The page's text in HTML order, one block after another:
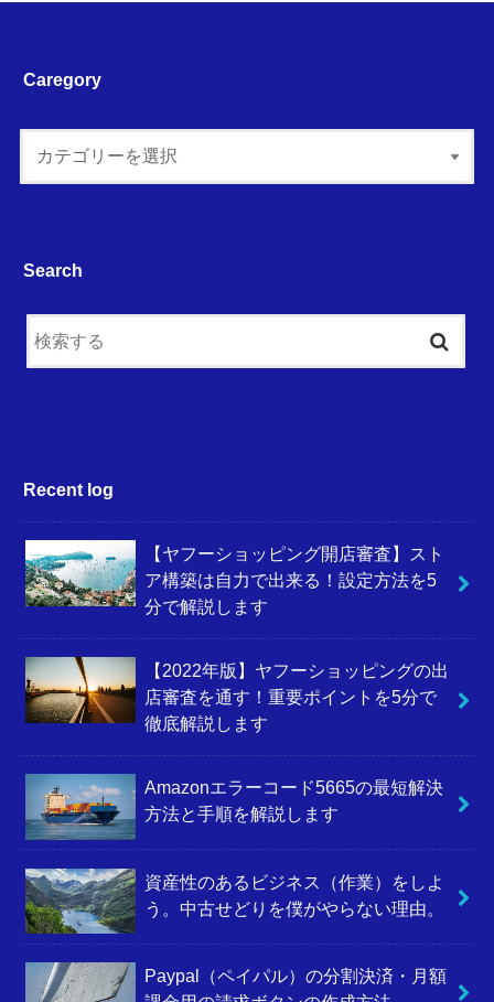
Caregory
Search
Recent log
【ヤフーショッピング開店審査】スト
ア構築は自力で出来る！設定方法を5
分で解説します
【2022年版】ヤフーショッピングの出
店審査を通す！重要ポイントを5分で
徹底解説します
Amazonエラーコード5665の最短解決
方法と手順を解説します
資産性のあるビジネス（作業）をしよ
う。中古せどりを僕がやらない理由。
Paypal（ペイパル）の分割決済・月額